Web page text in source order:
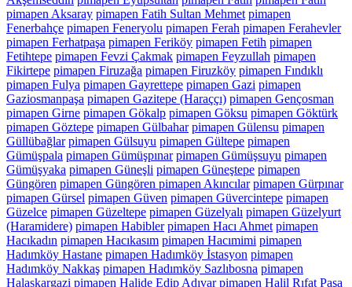
pimapen Aksaray pimapen Fatih Sultan Mehmet pimapen
Fenerbahçe pimapen Feneryolu pimapen Ferah pimapen Ferahevler
pimapen Ferhatpaşa pimapen Feriköy pimapen Fetih pimapen
Fetihtepe pimapen Fevzi Çakmak pimapen Feyzullah pimapen
Fikirtepe pimapen Firuzağa pimapen Firuzköy pimapen Fındıklı
pimapen Fulya pimapen Gayrettepe pimapen Gazi pimapen
Gaziosmanpaşa pimapen Gazitepe (Haraççı) pimapen Gençosman
pimapen Girne pimapen Gökalp pimapen Göksu pimapen Göktürk
pimapen Göztepe pimapen Gülbahar pimapen Gülensu pimapen
Güllübağlar pimapen Gülsuyu pimapen Gültepe pimapen
Gümüşpala pimapen Gümüşpınar pimapen Gümüşsuyu pimapen
Gümüşyaka pimapen Güneşli pimapen Güneştepe pimapen
Güngören pimapen Güngören pimapen Akıncılar pimapen Gürpınar
pimapen Gürsel pimapen Güven pimapen Güvercintepe pimapen
Güzelce pimapen Güzeltepe pimapen Güzelyalı pimapen Güzelyurt
(Haramidere) pimapen Habibler pimapen Hacı Ahmet pimapen
Hacıkadın pimapen Hacıkasım pimapen Hacımimi pimapen
Hadımköy Hastane pimapen Hadımköy İstasyon pimapen
Hadımköy Nakkaş pimapen Hadımköy Sazlıbosna pimapen
Halaskargazi pimapen Halide Edip Adıvar pimapen Halil Rıfat Paşa